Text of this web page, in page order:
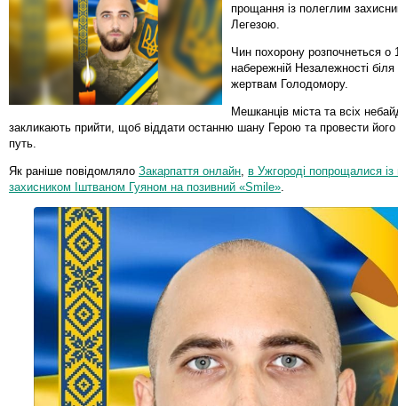
прощання із полеглим
Легезою.
Чин похорону розпочнеться о
набережній Незалежності біля
жертвам Голодомору.
Мешканців міста та всіх
закликають прийти, щоб віддати останню шану Герою та провести
путь.
Як раніше повідомляло Закарпаття онлайн в Ужгороді попрощалися
захисником Іштваном Гуяном на позивний «Smile»